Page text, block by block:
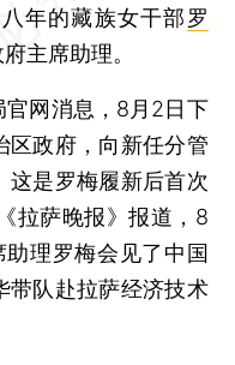
年的藏族女干部罗
主席助理。
网消息，8月2日下
区政府，向新任分管
这是罗梅履新后首次
拉萨晚报》报道，8
理罗梅会见了中国
带队赴拉萨经济技术